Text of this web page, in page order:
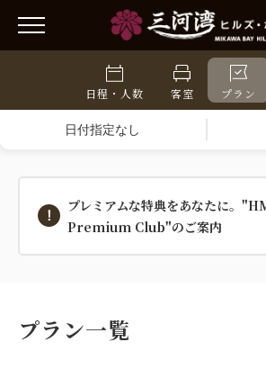
日程・人数 客室 プラン
日付指定なし
プレミアムな特典をあなたに。
Premium Club"のご案内
プラン一覧